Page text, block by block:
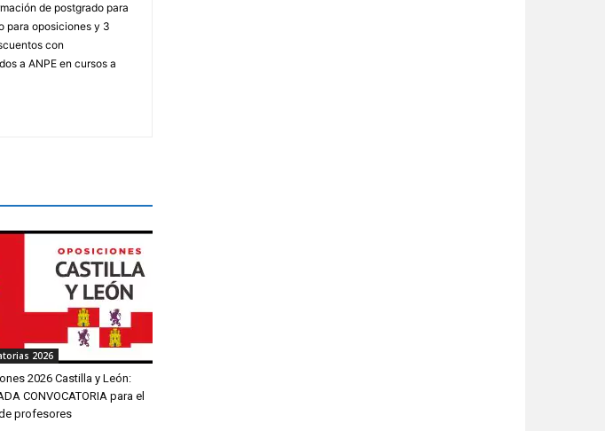
de postgrado para
para oposiciones y 3
con
a ANPE en cursos a
2026
2026 Castilla y León:
CONVOCATORIA para el
profesores